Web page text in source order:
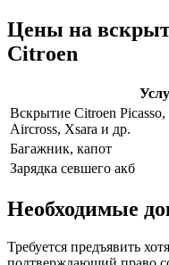
Цены на
Citroen
Вскрытие Citroen Picasso,
Aircross, Xsara и др.
Багажник, капот
Зарядка севшего акб
Необходимые
Требуется предъявить